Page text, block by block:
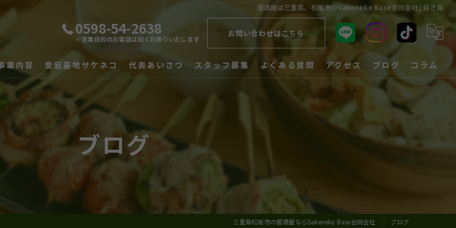
居酒屋は三重県、松阪市のSakeneko Base合同会社 | 焼き鳥
0598-54-2638
※営業目的のお電話は固くお断りいたします
お問い合わせはこちら
業内容 愛宕基地サケネコ
メニュー一覧
代表あいさつ スタッフ募集 よくある質問 アクセス ブログ コラム
ブログ
三重県松阪市の居酒屋ならSakeneko Base合同会社 ブログ